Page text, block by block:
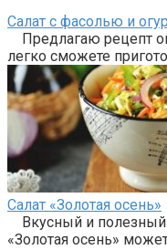
Салат с фасолью и
Предлагаю рецепт
легко сможете
Салат «Золотая осень»
Вкусный и полезный
«Золотая осень»